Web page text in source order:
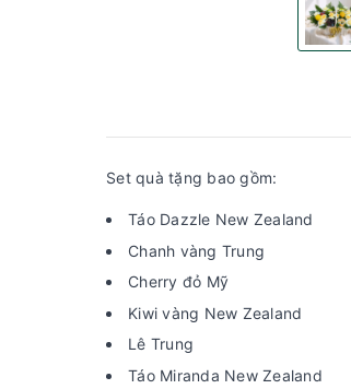
Set quà tặng bao gồm:
Táo Dazzle New Zealand
Chanh vàng Trung
Cherry đỏ Mỹ
Kiwi vàng New Zealand
Lê Trung
Táo Miranda New Zealand